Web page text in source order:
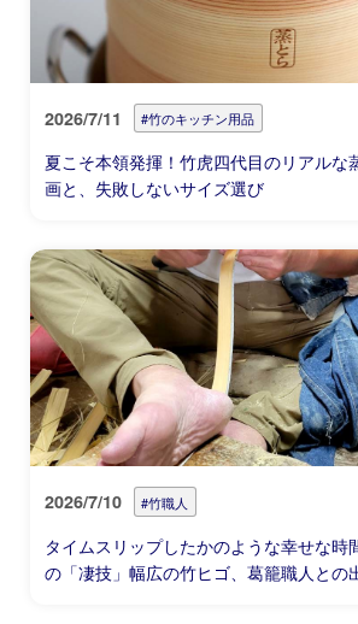
2026/7/11 #竹のキッチン用品
夏こそ本領発揮！竹虎四代目のリアルな
画と、失敗しないサイズ選び
2026/7/10 #竹職人
タイムスリップしたかのような幸せな時
の「凄技」幅広の竹ヒゴ、葛籠職人との